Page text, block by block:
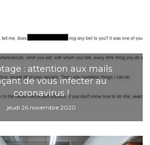
: attention aux mails
de vous infecter au
coronavirus !
jeudi 26 novembre 2020